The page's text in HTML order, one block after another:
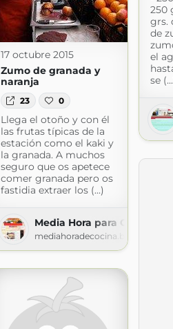
250
grs.
de
el
se
17 octubre 2015
Zumo de granada y
naranja
23 0
Llega el otoño y con él
las frutas típicas de la
estación como el kaki y
la granada. A muchos
seguro que os apetece
comer granada pero os
fastidia extraer los (...)
Media Hora para Cocinar
mediahoradecocina.blogspot.com